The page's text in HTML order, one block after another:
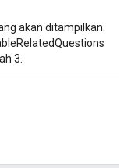
akan ditampilkan.
3.